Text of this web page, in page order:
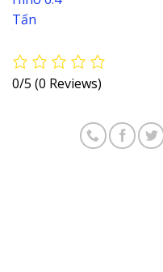
0/5 (0 Reviews)